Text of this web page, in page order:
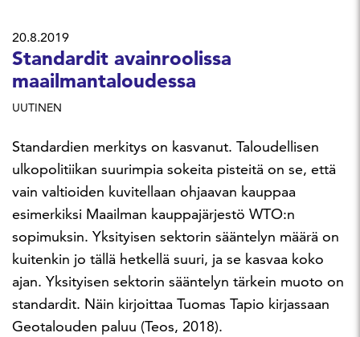
20.8.2019
Standardit avainroolissa
maailmantaloudessa
UUTINEN
Standardien merkitys on kasvanut. Taloudellisen
ulkopolitiikan suurimpia sokeita pisteitä on se, että
vain valtioiden kuvitellaan ohjaavan kauppaa
esimerkiksi Maailman kauppajärjestö WTO:n
sopimuksin. Yksityisen sektorin sääntelyn määrä on
kuitenkin jo tällä hetkellä suuri, ja se kasvaa koko
ajan. Yksityisen sektorin sääntelyn tärkein muoto on
standardit. Näin kirjoittaa Tuomas Tapio kirjassaan
Geotalouden paluu (Teos, 2018).